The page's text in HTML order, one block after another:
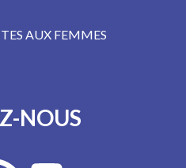
AUX FEMMES
NOUS